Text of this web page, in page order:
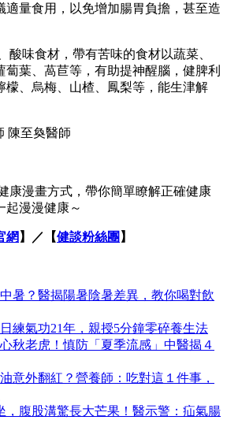
適量食用，以免增加腸胃負擔，甚至造
酸味食材，帶有苦味的食材以蔬菜、
蔔葉、萵苣等，有助提神醒腦，健脾利
檬、烏梅、山楂、鳳梨等，能生津解
陳至奐醫師
康漫畫方式，帶你簡單瞭解正確健康
起漫漫健康～
網 】／【健談粉絲團 】
暑？醫揭陽暑陰暑差異，教你喝對飲
練氣功21年，親授5分鐘零碎養生法
秋老虎！慎防「夏季流感」中醫揭４
意外翻紅？營養師：吃對這１件事，
，腹股溝驚長大芒果！醫示警：疝氣腸